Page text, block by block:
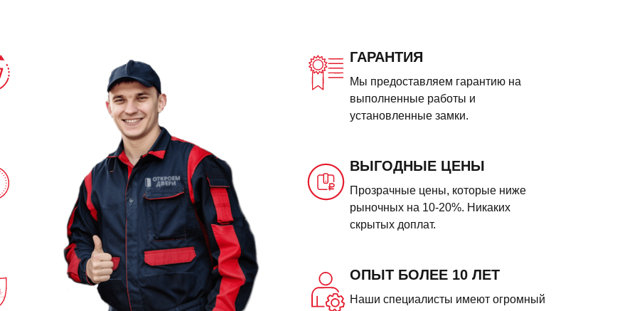
ГАРАНТИЯ
Мы предоставляем гарантию на
выполненные работы и
установленные замки.
ВЫГОДНЫЕ ЦЕНЫ
Прозрачные цены, которые ниже
рыночных на 10-20%. Никаких
скрытых доплат.
ОПЫТ БОЛЕЕ 10 ЛЕТ
Наши специалисты имеют огромный